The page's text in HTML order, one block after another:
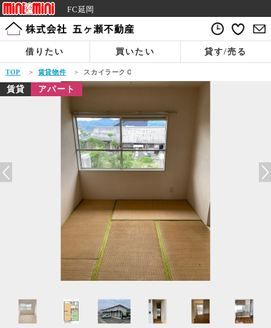
FC延岡
借りたい 買いたい 貸す/売る
TOP > 賃貸物件 > スカイラークＣ
賃貸 アパート